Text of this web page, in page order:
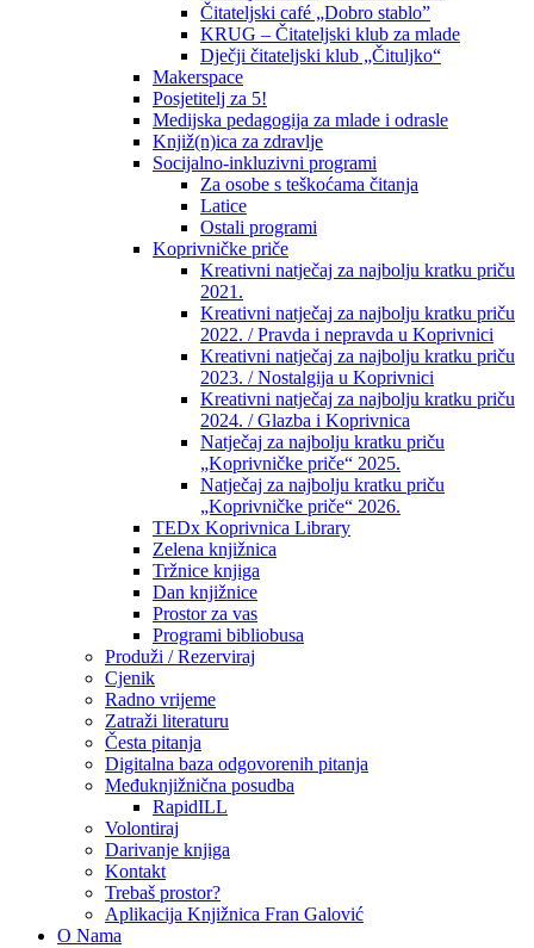
Čitateljski café „Dobro stablo”
KRUG – Čitateljski klub za mlade
Dječji čitateljski klub „Čituljko“
Makerspace
Posjetitelj za 5!
Medijska pedagogija za mlade i odrasle
Knjiž(n)ica za zdravlje
Socijalno-inkluzivni programi
Za osobe s teškoćama čitanja
Latice
Ostali programi
Koprivničke priče
Kreativni natječaj za najbolju kratku priču
2021.
Kreativni natječaj za najbolju kratku priču
2022. / Pravda i nepravda u Koprivnici
Kreativni natječaj za najbolju kratku priču
2023. / Nostalgija u Koprivnici
Kreativni natječaj za najbolju kratku priču
2024. / Glazba i Koprivnica
Natječaj za najbolju kratku priču
„Koprivničke priče“ 2025.
Natječaj za najbolju kratku priču
„Koprivničke priče“ 2026.
TEDx Koprivnica Library
Zelena knjižnica
Tržnice knjiga
Dan knjižnice
Prostor za vas
Programi bibliobusa
Produži / Rezerviraj
Cjenik
Radno vrijeme
Zatraži literaturu
Česta pitanja
Digitalna baza odgovorenih pitanja
Međuknjižnična posudba
RapidILL
Volontiraj
Darivanje knjiga
Kontakt
Trebaš prostor?
Aplikacija Knjižnica Fran Galović
O Nama